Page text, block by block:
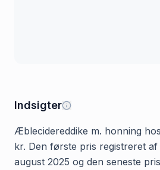
Indsigter
Æblecidereddike m. honning
kr. Den første pris registreret
august 2025 og den seneste